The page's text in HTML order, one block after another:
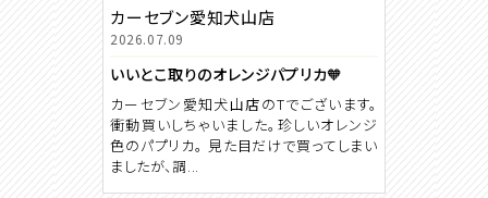
カーセブン愛知犬山店
2026.07.09
いいとこ取りのオレンジパプリカ🧡
カーセブン愛知犬山店のTでございます。
衝動買いしちゃいました。珍しいオレンジ
色のパプリカ。 見た目だけで買ってしまい
ましたが、調...